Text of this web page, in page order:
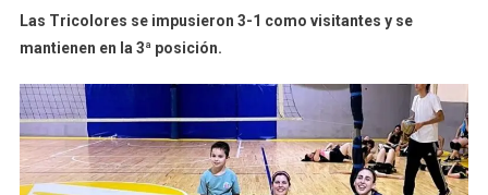
Las Tricolores se impusieron 3-1 como visitantes y se
mantienen en la 3ª posición.